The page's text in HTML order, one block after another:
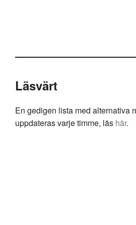
Läsvärt
En gedigen lista med alternativa
uppdateras varje timme, läs här.